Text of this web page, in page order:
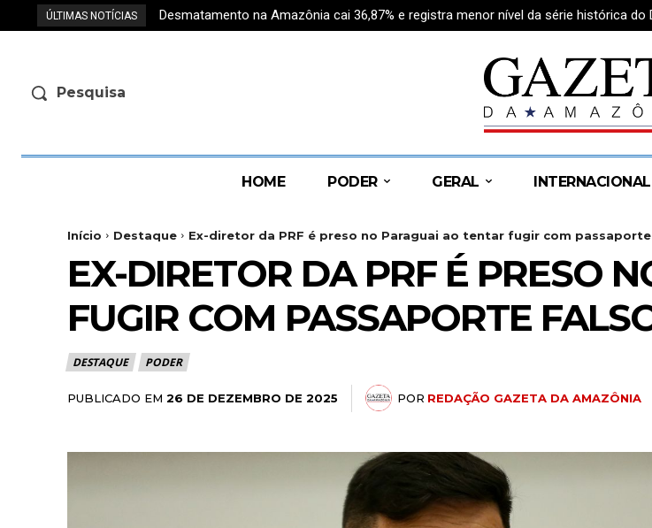
ÚLTIMAS NOTÍCIAS Desmatamento na Amazônia cai 36,87% e registra menor nível da série histórica do
Pesquisa
HOME PODER GERAL INTERNACIONAL
Início Destaque Ex-diretor da PRF é preso no Paraguai ao tentar fugir com
EX-DIRETOR DA PRF É PRESO
FUGIR COM PASSAPORTE
DESTAQUE PODER
PUBLICADO EM 26 DE DEZEMBRO DE 2025 POR REDAÇÃO GAZETA DA AMAZÔNIA